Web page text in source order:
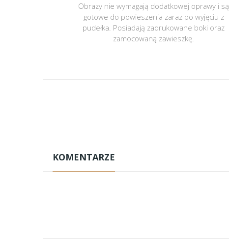
Obrazy nie wymagają dodatkowej oprawy i są
gotowe do powieszenia zaraz po wyjęciu z
pudełka. Posiadają zadrukowane boki oraz
zamocowaną zawieszkę.
KOMENTARZE